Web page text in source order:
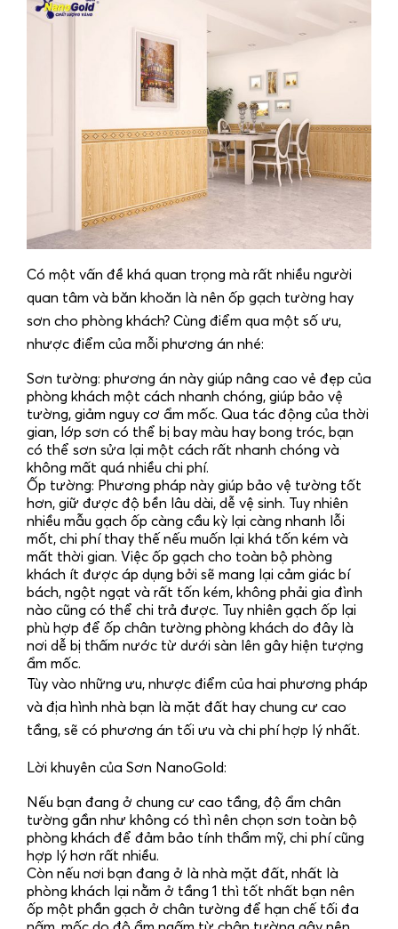
Có một vấn đề khá quan trọng mà rất nhiều người
quan tâm và băn khoăn là nên ốp gạch tường hay
sơn cho phòng khách? Cùng điểm qua một số ưu,
nhược điểm của mỗi phương án nhé:
Sơn tường: phương án này giúp nâng cao vẻ đẹp của
phòng khách một cách nhanh chóng, giúp bảo vệ
tường, giảm nguy cơ ẩm mốc. Qua tác động của thời
gian, lớp sơn có thể bị bay màu hay bong tróc, bạn
có thể sơn sửa lại một cách rất nhanh chóng và
không mất quá nhiều chi phí.
Ốp tường: Phương pháp này giúp bảo vệ tường tốt
hơn, giữ được độ bền lâu dài, dễ vệ sinh. Tuy nhiên
nhiều mẫu gạch ốp càng cầu kỳ lại càng nhanh lỗi
mốt, chi phí thay thế nếu muốn lại khá tốn kém và
mất thời gian. Việc ốp gạch cho toàn bộ phòng
khách ít được áp dụng bởi sẽ mang lại cảm giác bí
bách, ngột ngạt và rất tốn kém, không phải gia đình
nào cũng có thể chi trả được. Tuy nhiên gạch ốp lại
phù hợp để ốp chân tường phòng khách do đây là
nơi dễ bị thấm nước từ dưới sàn lên gây hiện tượng
ẩm mốc.
Tùy vào những ưu, nhược điểm của hai phương pháp
và địa hình nhà bạn là mặt đất hay chung cư cao
tầng, sẽ có phương án tối ưu và chi phí hợp lý nhất.
Lời khuyên của Sơn NanoGold:
Nếu bạn đang ở chung cư cao tầng, độ ẩm chân
tường gần như không có thì nên chọn sơn toàn bộ
phòng khách để đảm bảo tính thẩm mỹ, chi phí cũng
hợp lý hơn rất nhiều.
Còn nếu nơi bạn đang ở là nhà mặt đất, nhất là
phòng khách lại nằm ở tầng 1 thì tốt nhất bạn nên
ốp một phần gạch ở chân tường để hạn chế tối đa